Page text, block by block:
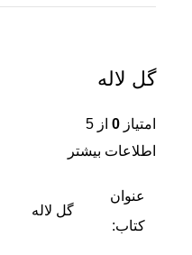
گل لاله
امتیاز 0 از 5
اطلاعات بیشتر
عنوان
کتاب:
گل لاله